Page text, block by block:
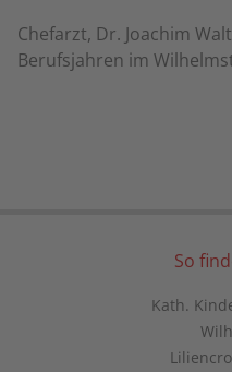
Chefarzt, Dr. Joachim
Berufsjahren im
So
Kath.